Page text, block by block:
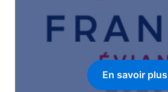
En savoir plus